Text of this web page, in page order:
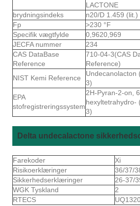
LACTONE
brydningsindeks
n20/D 1.459 (lit.)
Fp
>230 °F
Specifik vægtfylde
0,9620,969
JECFA nummer
234
CAS DataBase
Reference
710-04-3(CAS
Reference)
NIST Kemi Reference
Undecanolacton
3)
EPA
stofregistreringssystem
2H-Pyran-2-on,
hexyltetrahydro-
3)
Delta undecalactone
Farekoder
Xi
Risikoerklæringer
36/37/
Sikkerhedserklæringer
26-37/
WGK Tyskland
2
RTECS